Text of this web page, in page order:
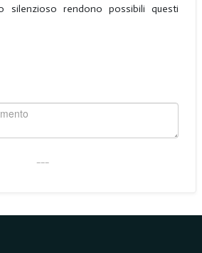
silenzioso rendono possibili questi